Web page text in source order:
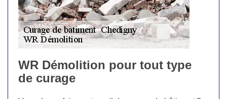
WR Démolition pour tout type
de curage